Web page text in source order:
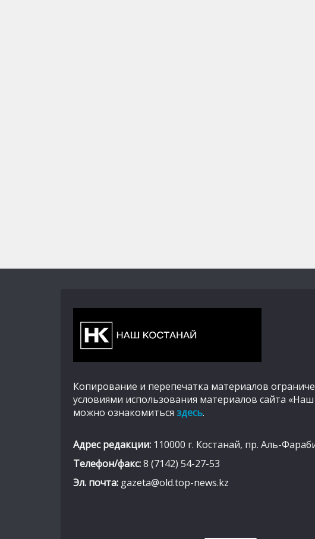
Копирование и перепечатка материалов
условиями использования материалов сайта «Наш
можно ознакомиться здесь.
Адрес редакции: 110000 г. Костанай, пр. Аль-
Телефон/факс:8 (7142) 54-27-53
Эл. почта: gazeta@old.top-news.kz